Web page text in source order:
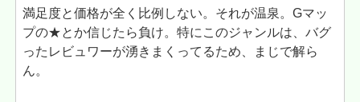
満足度と価格が全く比例しない。それが温泉。Gマッ
プの★とか信じたら負け。特にこのジャンルは、バグ
ったレビュワーが湧きまくってるため、まじで解ら
ん。